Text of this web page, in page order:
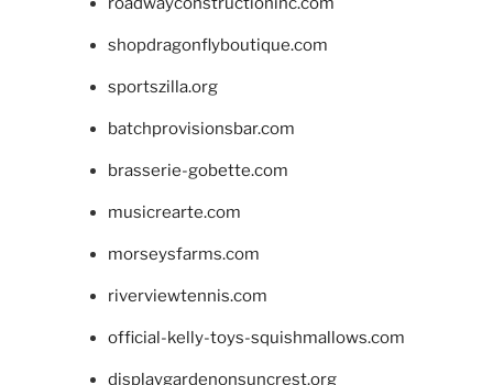
shopdragonflyboutique.com
sportszilla.org
batchprovisionsbar.com
brasserie-gobette.com
musicrearte.com
morseysfarms.com
riverviewtennis.com
official-kelly-toys-squishmallows.com
displaygardenonsuncrest.org